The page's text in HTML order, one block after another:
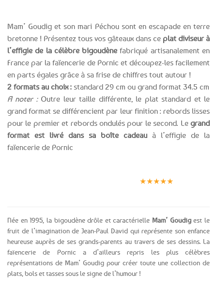
Mam’ Goudig et son mari Péchou sont en escapade en terre
bretonne ! Présentez tous vos gâteaux dans ce plat diviseur à
l’effigie de la célèbre bigoudène fabriqué artisanalement en
France par la faïencerie de Pornic et découpez-les facilement
en parts égales grâce à sa frise de chiffres tout autour !
2 formats au choix : standard 29 cm ou grand format 34.5 cm
A noter :Outre leur taille différente, le plat standard et le
grand format se différencient par leur finition : rebords lisses
pour le premier et rebords ondulés pour le second. Le grand
format est livré dans sa boîte cadeau à l’effigie de la
faïencerie de Pornic
★★★★★
Née en 1995, la bigoudène drôle et caractérielle Mam’ Goudigest le
fruit de l’imagination de Jean-Paul David qui représente son enfance
heureuse auprès de ses grands-parents au travers de ses dessins. La
faïencerie de Pornic a d’ailleurs repris les plus célèbres
représentations de Mam’ Goudig pour créer toute une collection de
plats, bols et tasses sous le signe de l’humour !